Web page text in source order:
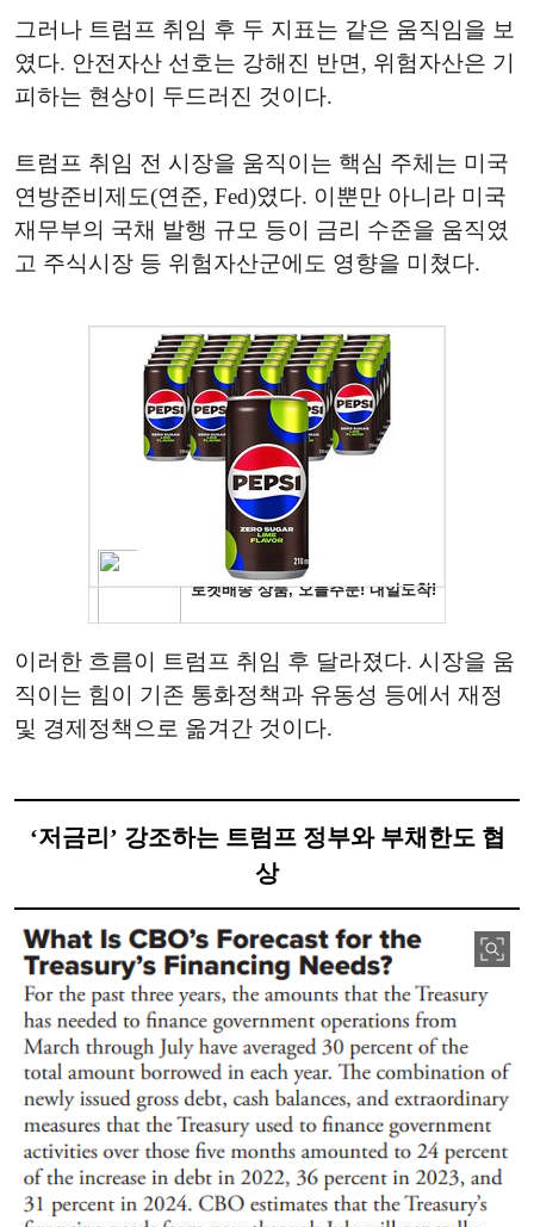
그러나 트럼프 취임 후 두 지표는 같은 움직임을 보
였다. 안전자산 선호는 강해진 반면, 위험자산은 기
피하는 현상이 두드러진 것이다.
트럼프 취임 전 시장을 움직이는 핵심 주체는 미국
연방준비제도(연준, Fed)였다. 이뿐만 아니라 미국
재무부의 국채 발행 규모 등이 금리 수준을 움직였
고 주식시장 등 위험자산군에도 영향을 미쳤다.
이러한 흐름이 트럼프 취임 후 달라졌다. 시장을 움
직이는 힘이 기존 통화정책과 유동성 등에서 재정
및 경제정책으로 옮겨간 것이다.
‘저금리’ 강조하는 트럼프 정부와 부채한도 협
상